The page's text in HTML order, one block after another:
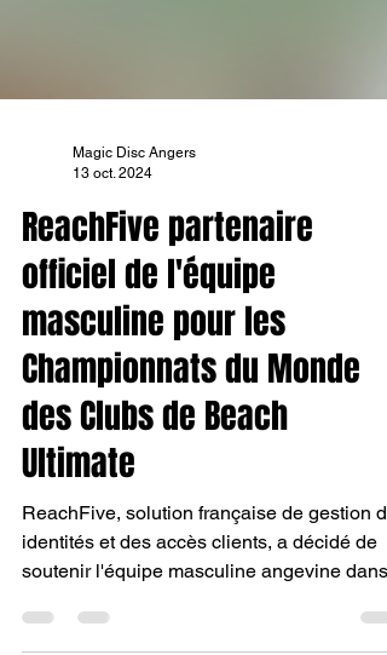
13 oct. 2024
ReachFive partenaire
officiel de l'équipe
masculine pour les
Championnats du Monde
des Clubs de Beach
Ultimate
ReachFive, solution française de gestion
identités et des accès clients, a décidé de
soutenir l'équipe masculine angevine dans